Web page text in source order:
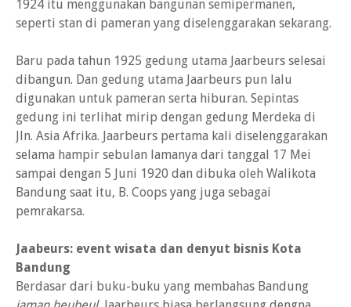
1924 itu menggunakan bangunan semipermanen,
seperti stan di pameran yang diselenggarakan sekarang.
Baru pada tahun 1925 gedung utama Jaarbeurs selesai
dibangun. Dan gedung utama Jaarbeurs pun lalu
digunakan untuk pameran serta hiburan. Sepintas
gedung ini terlihat mirip dengan gedung Merdeka di
Jln. Asia Afrika. Jaarbeurs pertama kali diselenggarakan
selama hampir sebulan lamanya dari tanggal 17 Mei
sampai dengan 5 Juni 1920 dan dibuka oleh Walikota
Bandung saat itu, B. Coops yang juga sebagai
pemrakarsa.
Jaabeurs: event wisata dan denyut bisnis Kota
Bandung
Berdasar dari buku-buku yang membahas Bandung